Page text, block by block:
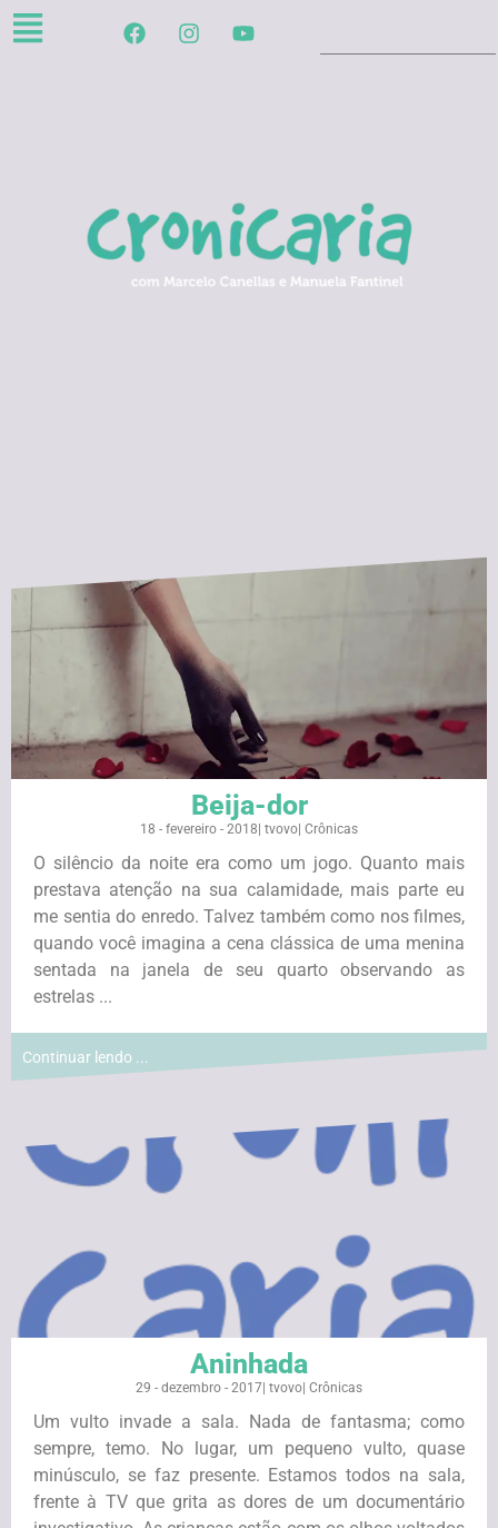
Beija-dor
18 - fevereiro - 2018 tvovo Crônicas
O silêncio da noite era como um jogo. Quanto mais
prestava atenção na sua calamidade, mais parte eu
me sentia do enredo. Talvez também como nos filmes,
quando você imagina a cena clássica de uma menina
sentada na janela de seu quarto observando as
estrelas ...
Continuar lendo ...
Aninhada
29 - dezembro - 2017 tvovo Crônicas
Um vulto invade a sala. Nada de fantasma; como
sempre, temo. No lugar, um pequeno vulto, quase
minúsculo, se faz presente. Estamos todos na sala,
frente à TV que grita as dores de um documentário